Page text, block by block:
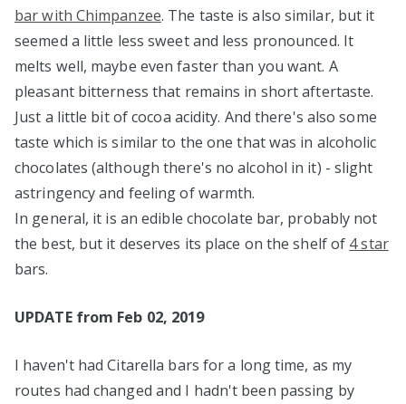
bar with Chimpanzee. The taste is also similar, but it
seemed a little less sweet and less pronounced. It
melts well, maybe even faster than you want. A
pleasant bitterness that remains in short aftertaste.
Just a little bit of cocoa acidity. And there's also some
taste which is similar to the one that was in alcoholic
chocolates (although there's no alcohol in it) - slight
astringency and feeling of warmth.
In general, it is an edible chocolate bar, probably not
the best, but it deserves its place on the shelf of 4 star
bars.
UPDATE from Feb 02, 2019
I haven't had Citarella bars for a long time, as my
routes had changed and I hadn't been passing by